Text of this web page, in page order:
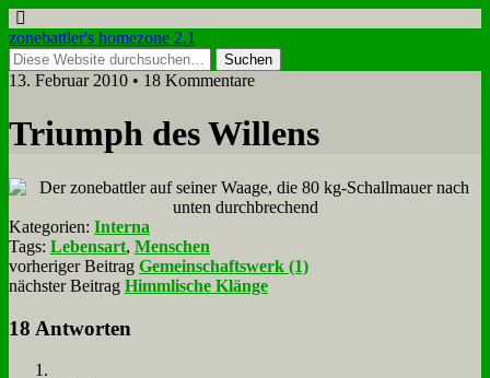
zonebattler's homezone 2.1
13. Februar 2010 • 18 Kommentare
Tri­umph des Wil­lens
Kategorien: Interna
Tags: Lebensart, Menschen
vorheriger Beitrag Gemeinschaftswerk (1)
nächster Beitrag Himmlische Klänge
18 Antworten